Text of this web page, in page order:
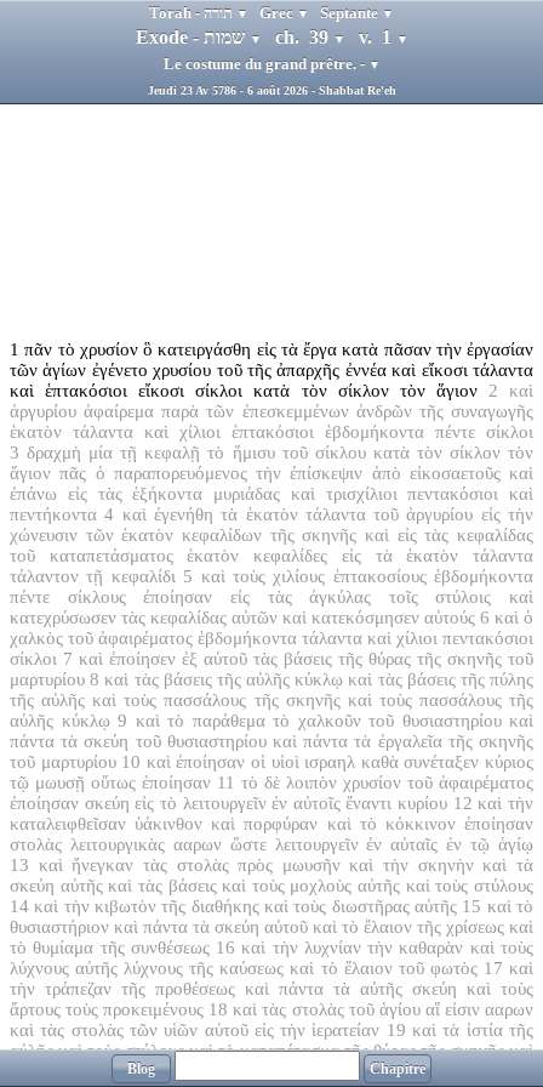
▼ Grec ▼ Septante ▼
Exode - שמות ▼ ch. 39 ▼ v. 1 ▼
Le costume du grand prêtre. - ▼
Jeudi 23 Av 5786 - 6 août 2026 - Shabbat Re'eh
1 πᾶν τὸ χρυσίον ὃ κατειργάσθη εἰς τὰ ἔργα κατὰ πᾶσαν τὴν ἐργασίαν
τῶν ἁγίων ἐγένετο χρυσίου τοῦ τῆς ἀπαρχῆς ἐννέα καὶ εἴκοσι τάλαντα
καὶ ἑπτακόσιοι εἴκοσι σίκλοι κατὰ τὸν σίκλον τὸν ἅγιον
2
καὶ
ἀργυρίου ἀφαίρεμα παρὰ τῶν ἐπεσκεμμένων ἀνδρῶν τῆς συναγωγῆς
ἑκατὸν τάλαντα καὶ χίλιοι ἑπτακόσιοι ἑβδομήκοντα πέντε σίκλοι
3 δραχμὴ μία τῇ κεφαλῇ τὸ ἥμισυ τοῦ σίκλου κατὰ τὸν σίκλον τὸν
ἅγιον πᾶς ὁ παραπορευόμενος τὴν ἐπίσκεψιν ἀπὸ εἰκοσαετοῦς καὶ
ἐπάνω εἰς τὰς ἑξήκοντα μυριάδας καὶ τρισχίλιοι πεντακόσιοι καὶ
πεντήκοντα 4 καὶ ἐγενήθη τὰ ἑκατὸν τάλαντα τοῦ ἀργυρίου εἰς τὴν
χώνευσιν τῶν ἑκατὸν κεφαλίδων τῆς σκηνῆς καὶ εἰς τὰς κεφαλίδας
τοῦ καταπετάσματος ἑκατὸν κεφαλίδες εἰς τὰ ἑκατὸν τάλαντα
τάλαντον τῇ κεφαλίδι 5 καὶ τοὺς χιλίους ἑπτακοσίους ἑβδομήκοντα
πέντε σίκλους ἐποίησαν εἰς τὰς ἀγκύλας τοῖς στύλοις καὶ
κατεχρύσωσεν τὰς κεφαλίδας αὐτῶν καὶ κατεκόσμησεν αὐτούς 6 καὶ ὁ
χαλκὸς τοῦ ἀφαιρέματος ἑβδομήκοντα τάλαντα καὶ χίλιοι πεντακόσιοι
σίκλοι 7 καὶ ἐποίησεν ἐξ αὐτοῦ τὰς βάσεις τῆς θύρας τῆς σκηνῆς τοῦ
μαρτυρίου 8 καὶ τὰς βάσεις τῆς αὐλῆς κύκλῳ καὶ τὰς βάσεις τῆς πύλης
τῆς αὐλῆς καὶ τοὺς πασσάλους τῆς σκηνῆς καὶ τοὺς πασσάλους τῆς
αὐλῆς κύκλῳ 9 καὶ τὸ παράθεμα τὸ χαλκοῦν τοῦ θυσιαστηρίου καὶ
πάντα τὰ σκεύη τοῦ θυσιαστηρίου καὶ πάντα τὰ ἐργαλεῖα τῆς σκηνῆς
τοῦ μαρτυρίου 10 καὶ ἐποίησαν οἱ υἱοὶ ισραηλ καθὰ συνέταξεν κύριος
τῷ μωυσῇ οὕτως ἐποίησαν 11 τὸ δὲ λοιπὸν χρυσίον τοῦ ἀφαιρέματος
ἐποίησαν σκεύη εἰς τὸ λειτουργεῖν ἐν αὐτοῖς ἔναντι κυρίου 12 καὶ τὴν
καταλειφθεῖσαν ὑάκινθον καὶ πορφύραν καὶ τὸ κόκκινον ἐποίησαν
στολὰς λειτουργικὰς ααρων ὥστε λειτουργεῖν ἐν αὐταῖς ἐν τῷ ἁγίῳ
13 καὶ ἤνεγκαν τὰς στολὰς πρὸς μωυσῆν καὶ τὴν σκηνὴν καὶ τὰ
σκεύη αὐτῆς καὶ τὰς βάσεις καὶ τοὺς μοχλοὺς αὐτῆς καὶ τοὺς στύλους
14 καὶ τὴν κιβωτὸν τῆς διαθήκης καὶ τοὺς διωστῆρας αὐτῆς 15 καὶ τὸ
θυσιαστήριον καὶ πάντα τὰ σκεύη αὐτοῦ καὶ τὸ ἔλαιον τῆς χρίσεως καὶ
τὸ θυμίαμα τῆς συνθέσεως 16 καὶ τὴν λυχνίαν τὴν καθαρὰν καὶ τοὺς
λύχνους αὐτῆς λύχνους τῆς καύσεως καὶ τὸ ἔλαιον τοῦ φωτὸς 17 καὶ
τὴν τράπεζαν τῆς προθέσεως καὶ πάντα τὰ αὐτῆς σκεύη καὶ τοὺς
ἄρτους τοὺς προκειμένους 18 καὶ τὰς στολὰς τοῦ ἁγίου αἵ εἰσιν ααρων
καὶ τὰς στολὰς τῶν υἱῶν αὐτοῦ εἰς τὴν ἱερατείαν 19 καὶ τὰ ἱστία τῆς
αὐλῆς καὶ τοὺς στύλους καὶ τὸ καταπέτασμα τῆς θύρας τῆς σκηνῆς καὶ
τῆς πύλης τῆς αὐλῆς καὶ πάντα τὰ σκεύη τῆς σκηνῆς καὶ πάντα τὰ
Blog Chapitre